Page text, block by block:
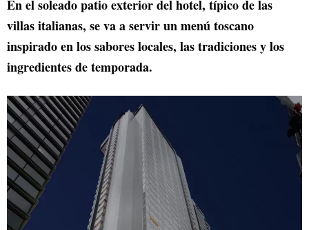
En el soleado patio exterior del hotel, típico de las
villas italianas, se va a servir un menú toscano
inspirado en los sabores locales, las tradiciones y los
ingredientes de temporada.